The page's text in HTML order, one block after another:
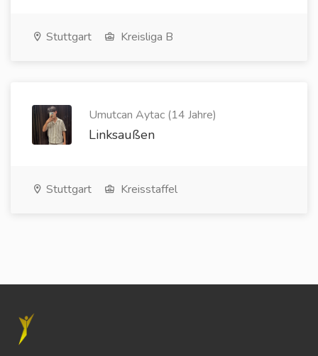
Stuttgart Kreisliga B
Umutcan Aytac (14 Jahre)
Linksaußen
Stuttgart Kreisstaffel